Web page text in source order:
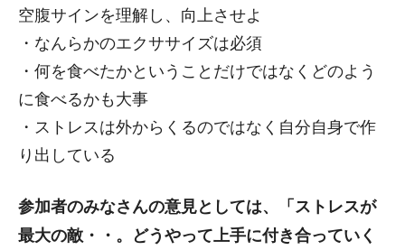
空腹サインを理解し、向上させよ
・なんらかのエクササイズは必須
・何を食べたかということだけではなくどのよう
に食べるかも大事
・ストレスは外からくるのではなく自分自身で作
り出している
参加者のみなさんの意見としては、「ストレスが
最大の敵・・。どうやって上手に付き合っていく